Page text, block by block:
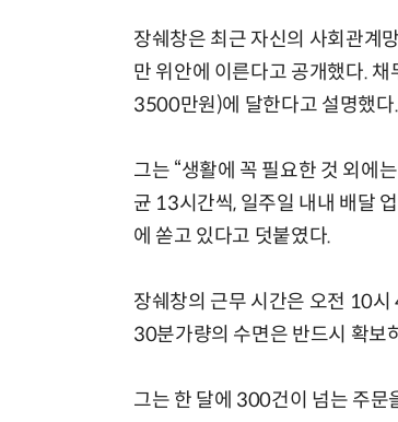
장쉐창은 최근 자신의 사회관계
만 위안에 이른다고 공개했다.
3500만원)에 달한다고 설명했다.
그는 “생활에 꼭 필요한 것 외에
균 13시간씩, 일주일 내내 배달
에 쏟고 있다고 덧붙였다.
장쉐창의 근무 시간은 오전 10
30분가량의 수면은 반드시 확보
그는 한 달에 300건이 넘는 주문